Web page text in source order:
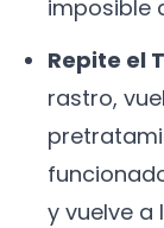
imposible
Repite el
rastro,
y vuelve a